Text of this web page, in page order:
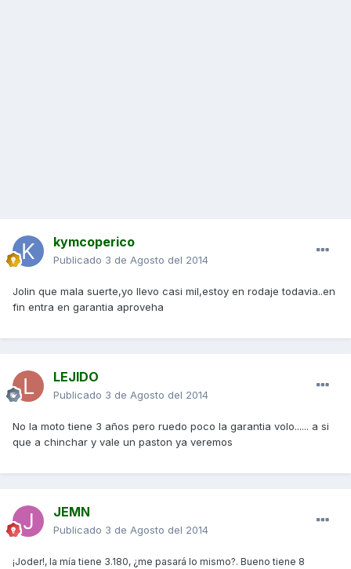
kymcoperico
Publicado 3 de Agosto del 2014
Jolin que mala suerte,yo llevo casi mil,estoy en rodaje todavia..en
fin entra en garantia aproveha
LEJIDO
Publicado 3 de Agosto del 2014
No la moto tiene 3 años pero ruedo poco la garantia volo...... a si
que a chinchar y vale un paston ya veremos
JEMN
Publicado 3 de Agosto del 2014
¡Joder!, la mía tiene 3.180, ¿me pasará lo mismo?. Bueno tiene 8